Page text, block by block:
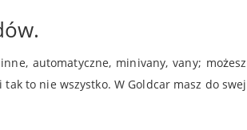
automatyczne, minivany, vany; możesz
to nie wszystko. W Goldcar masz do swej